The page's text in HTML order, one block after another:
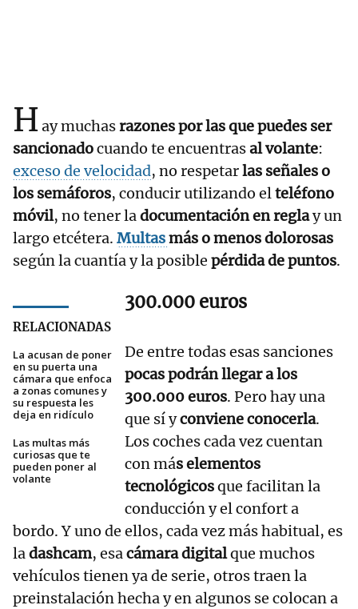
H ay muchasrazones por las que puedes ser
sancionadocuando te encuentrasal volante:
exceso de velocidad, no respetarlas señales o
los semáforos, conducir utilizando elteléfono
móvil, no tener ladocumentación en reglay un
largo etcétera. Multasmás o menos dolorosas
según la cuantía y la posible pérdida de puntos.
RELACIONADAS
La acusan de poner
en su puerta una
cámara que enfoca
a zonas comunes y
su respuesta les
deja en ridículo
Las multas más
curiosas que te
pueden poner al
volante
300.000 euros
De entre todas esas sanciones
pocas podrán llegar a los
300.000 euros. Pero hay una
que sí yconviene conocerla.
Los coches cada vez cuentan
con más elementos
tecnológicosque facilitan la
conducción y el confort a
bordo. Y uno de ellos, cada vez más habitual, es
ladashcam, esacámara digitalque muchos
vehículos tienen ya de serie, otros traen la
preinstalación hecha y en algunos se colocan a